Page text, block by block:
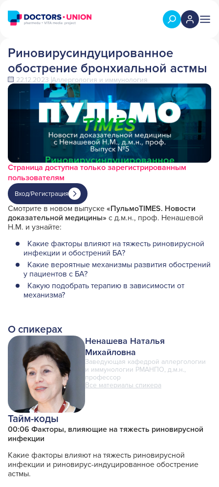
Риновирусиндуцированное
обострение бронхиальной астмы
22.12.2023 Аллергология и иммунология
Страница доступна только зарегистрированным
пользователям
Вход/Регистрация
Смотрите в новом выпуске «ПульмоTIMES. Новости
доказательной медицины» с д.м.н., проф. Ненашевой
Н.М. и узнайте:
Какие факторы влияют на тяжесть риновирусной
инфекции и обострений БА?
Какие вероятные механизмы развития обострений
у пациентов с БА?
Какую подобрать терапию в зависимости от
механизма?
О спикерах
Ненашева Наталья
Михайловна
Заведующая кафедрой аллергологии
и иммунологии РМАНПО, д.м.н.,
профессор
Все материалы спикера
Тайм-коды
00:06 Факторы, влияющие на тяжесть риновирусной
инфекции
Какие факторы влияют на тяжесть риновирусной
инфекции и риновирус-индуцированное обострение
астмы.